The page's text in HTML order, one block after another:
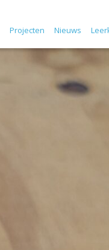
Projecten Nieuws